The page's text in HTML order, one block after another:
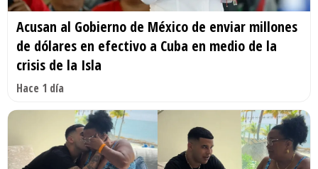
Acusan al Gobierno de México de enviar millones
de dólares en efectivo a Cuba en medio de la
crisis de la Isla
Hace 1 día